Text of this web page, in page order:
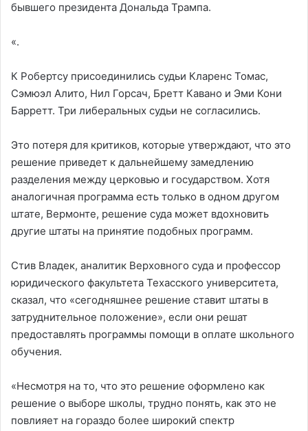
бывшего президента Дональда Трампа.
«.
К Робертсу присоединились судьи Кларенс Томас,
Сэмюэл Алито, Нил Горсач, Бретт Кавано и Эми Кони
Барретт. Три либеральных судьи не согласились.
Это потеря для критиков, которые утверждают, что это
решение приведет к дальнейшему замедлению
разделения между церковью и государством. Хотя
аналогичная программа есть только в одном другом
штате, Вермонте, решение суда может вдохновить
другие штаты на принятие подобных программ.
Стив Владек, аналитик Верховного суда и профессор
юридического факультета Техасского университета,
сказал, что «сегодняшнее решение ставит штаты в
затруднительное положение», если они решат
предоставлять программы помощи в оплате школьного
обучения.
«Несмотря на то, что это решение оформлено как
решение о выборе школы, трудно понять, как это не
повлияет на гораздо более широкий спектр